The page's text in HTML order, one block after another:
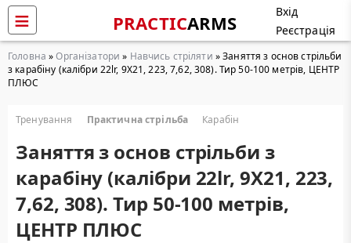
PRACTICARMS
Вхід
Реєстрація
Головна »Організатори » Навчись стріляти » Заняття з основ стрільби
з карабіну (калібри 22lr, 9Х21, 223, 7,62, 308). Тир 50-100 метрів, ЦЕНТР
ПЛЮС
Тренування Практична стрільба Карабін
Заняття з основ стрільби з
карабіну (калібри 22lr, 9Х21, 223,
7,62, 308). Тир 50-100 метрів,
ЦЕНТР ПЛЮС